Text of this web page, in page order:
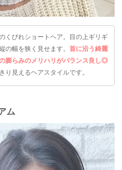
くびれショートヘア。目の上ギリギ
の幅を狭く見せます。 首に沿う綺麗
膨らみのメリハリがバランス良し◎
り見えるヘアスタイルです。
ム